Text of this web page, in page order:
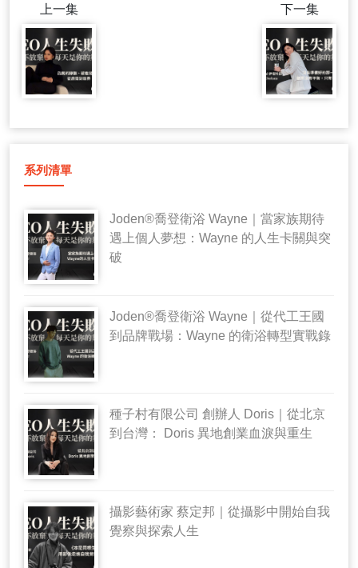
上一集 下一集
系列清單
Joden®喬登衛浴 Wayne｜當家族期待
遇上個人夢想：Wayne 的人生卡關與突
破
Joden®喬登衛浴 Wayne｜從代工王國
到品牌戰場：Wayne 的衛浴轉型實戰錄
種子村有限公司 創辦人 Doris｜從北京
到台灣： Doris 異地創業血淚與重生
攝影藝術家 蔡定邦｜從攝影中開始自我
覺察與探索人生